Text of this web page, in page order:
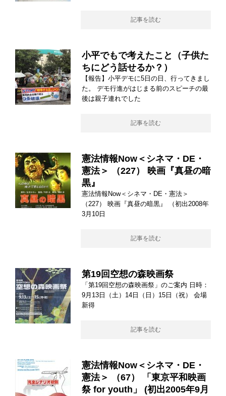
記事を読む
小平でもで考えたこと（子供た
ちにどう話せるか？）
【報告】小平デモに5日の日、行ってきまし
た。 デモ行進がはじまる前のスピーチの最
後は親子連れでした
記事を読む
憲法情報Now＜シネマ・DE・
憲法＞ （227） 映画『真昼の暗
黒』
憲法情報Now＜シネマ・DE・憲法＞
（227） 映画『真昼の暗黒』 （初出2008年
3月10日
記事を読む
第19回空想の森映画祭
「第19回空想の森映画祭」のご案内 日時：
9月13日（土）14日（日）15日（祝） 会場
新得
記事を読む
憲法情報Now＜シネマ・DE・
憲法＞ （67） 「東京平和映画
祭 for youth」 (初出2005年9月